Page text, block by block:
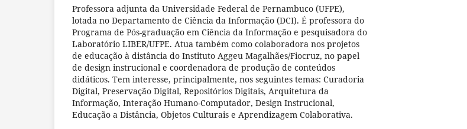
Professora adjunta da Universidade Federal de Pernambuco (UFPE),
lotada no Departamento de Ciência da Informação (DCI). É professora do
Programa de Pós-graduação em Ciência da Informação e pesquisadora do
Laboratório LIBER/UFPE. Atua também como colaboradora nos projetos
de educação à distância do Instituto Aggeu Magalhães/Fiocruz, no papel
de design instrucional e coordenadora de produção de conteúdos
didáticos. Tem interesse, principalmente, nos seguintes temas: Curadoria
Digital, Preservação Digital, Repositórios Digitais, Arquitetura da
Informação, Interação Humano-Computador, Design Instrucional,
Educação a Distância, Objetos Culturais e Aprendizagem Colaborativa.